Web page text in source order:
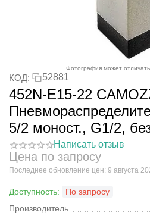
Фотография может
КОД: 52881
452N-E15-22
5/2 моност., G1/2,
Написать отзыв
Цена по запросу
Последнее обновление цен: 9 августа
Доступность:
По запросу
Производитель